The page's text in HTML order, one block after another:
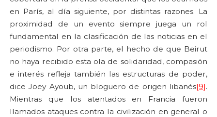
en París, al día siguiente, por distintas razones. La
proximidad de un evento siempre juega un rol
fundamental en la clasificación de las noticias en el
periodismo. Por otra parte, el hecho de que Beirut
no haya recibido esta ola de solidaridad, compasión
e interés refleja también las estructuras de poder,
dice Joey Ayoub, un bloguero de origen libanés[9].
Mientras que los atentados en Francia fueron
llamados ataques contra la civilización en general o